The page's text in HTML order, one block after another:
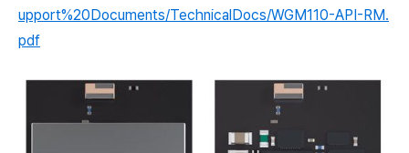
upport%20Documents/TechnicalDocs/WGM110-API-RM.
pdf